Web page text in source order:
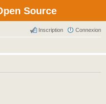
Source
Connexion
Inscription